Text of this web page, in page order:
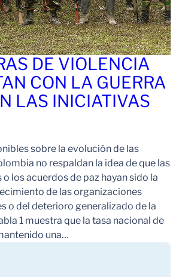
DE VIOLENCIA
CON LA GUERRA
LAS INICIATIVAS
sobre la evolución de las
no respaldan la idea de que las
los acuerdos de paz hayan sido la
de las organizaciones
o del deterioro generalizado de la
1 muestra que la tasa nacional de
una…